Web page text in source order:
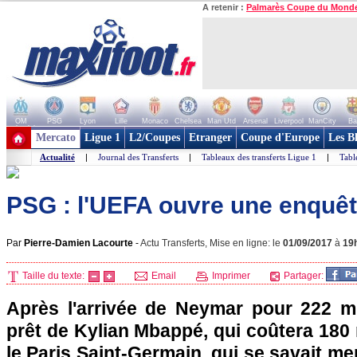
A retenir : Palmarès Coupe du
OM PSG Lyon Lille Monaco Chelsea Man Utd Arsenal Liverpool ManCity
+ de clubs
Mercato Ligue 1 L2/Coupes Etranger Coupe d'Europe Les
Actualité | Journal des Transferts | Tableaux des transferts Ligue 1 |
PSG : l'UEFA ouvre une
Par Pierre-Damien Lacourte -Actu Transferts, Mise en ligne: le 01/09/2017 à
Taille du texte: Email Imprimer Partager:
Après l'arrivée de Neymar pour 222
prêt de Kylian Mbappé, qui coûtera